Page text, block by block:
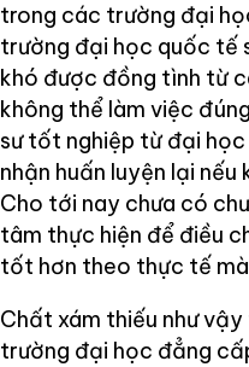
trong các trường đại
trường đại học quốc tế
khó được đồng tình từ
không thể làm việc
sư tốt nghiệp từ đại
nhận huấn luyện lại
Cho tới nay chưa có
tâm thực hiện để điều
tốt hơn theo thực tế
Chất xám thiếu như
trường đại học đẳng